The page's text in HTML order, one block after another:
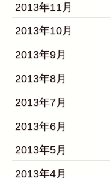
2013年11月
2013年10月
2013年9月
2013年8月
2013年7月
2013年6月
2013年5月
2013年4月